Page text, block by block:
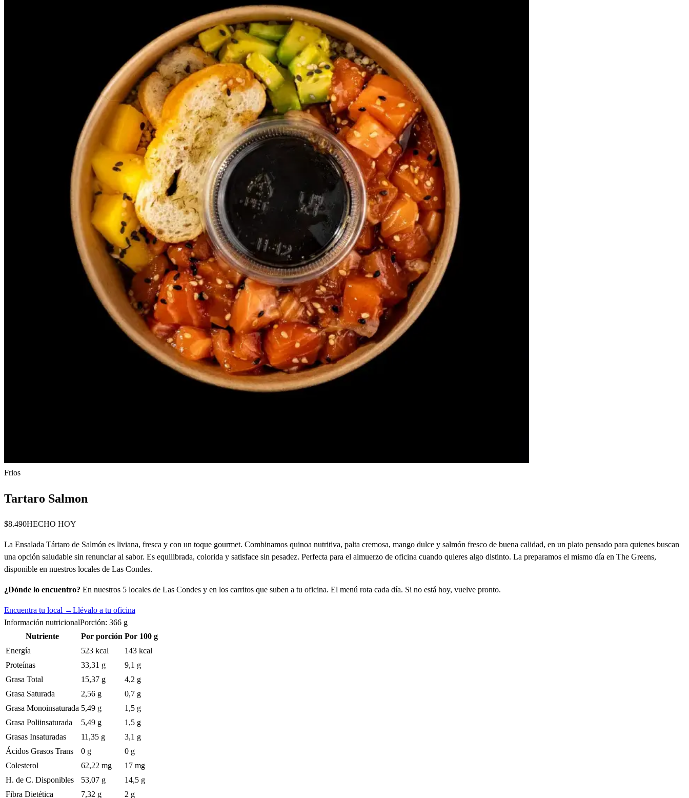
Frios
Tartaro Salmon
$8.490HECHO HOY
La Ensalada Tártaro de Salmón es liviana, fresca y con un toque gourmet. Combinamos quinoa nutritiva, palta cremosa, mango dulce y salmón fresco de buena calidad, en un plato pensado para quienes buscan
una opción saludable sin renunciar al sabor. Es equilibrada, colorida y satisface sin pesadez. Perfecta para el almuerzo de oficina cuando quieres algo distinto. La preparamos el mismo día en The Greens,
disponible en nuestros locales de Las Condes.
¿Dónde lo encuentro? En nuestros 5 locales de Las Condes y en los carritos que suben a tu oficina. El menú rota cada día. Si no está hoy, vuelve pronto.
Encuentra tu local →Llévalo a tu oficina
Información nutricionalPorción: 366 g
Nutriente
Por porción Por 100 g
Energía
523 kcal
143 kcal
Proteínas
33,31 g
9,1 g
Grasa Total
15,37 g
4,2 g
Grasa Saturada
2,56 g
0,7 g
Grasa Monoinsaturada 5,49 g
1,5 g
Grasa Poliinsaturada
5,49 g
1,5 g
Grasas Insaturadas
11,35 g
3,1 g
Ácidos Grasos Trans
0 g
0 g
Colesterol
62,22 mg
17 mg
H. de C. Disponibles
53,07 g
14,5 g
Fibra Dietética
7,32 g 2 g